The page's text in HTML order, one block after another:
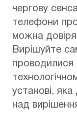
чергову
телефони
можна
Вирішуйте
проводилися
установі,
над